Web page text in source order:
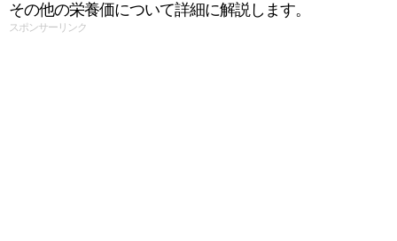
その他の栄養価について詳細に解説します。
スポンサーリンク